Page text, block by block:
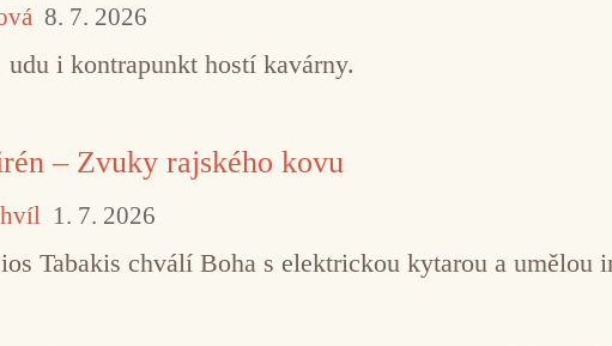
8. 7. 2026
udu i kontrapunkt hostí kavárny.
– Zvuky rajského kovu
1. 7. 2026
Tabakis chválí Boha s elektrickou kytarou a umělou